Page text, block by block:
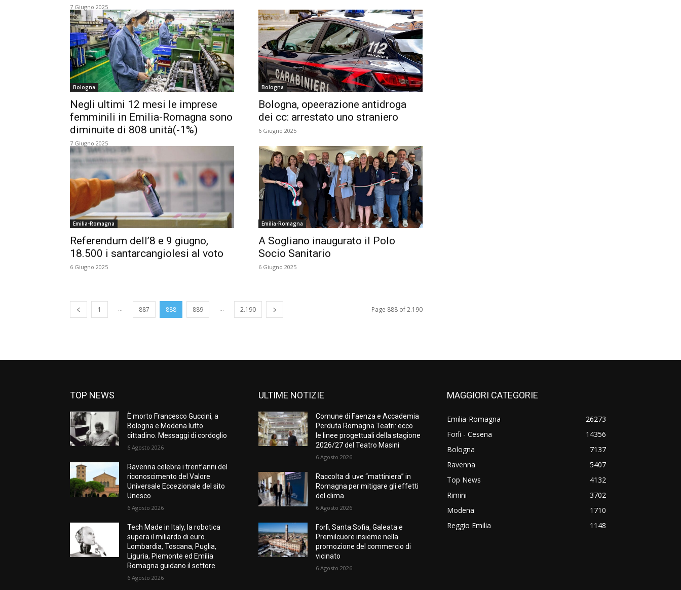
7 Giugno 2025
Bologna
Negli ultimi 12 mesi le imprese
femminili in Emilia-Romagna sono
diminuite di 808 unità(-1%)
7 Giugno 2025
Bologna
Bologna, opeerazione antidroga
dei cc: arrestato uno straniero
6 Giugno 2025
Emilia-Romagna
Referendum dell’8 e 9 giugno,
18.500 i santarcangiolesi al voto
6 Giugno 2025
Emilia-Romagna
A Sogliano inaugurato il Polo
Socio Sanitario
6 Giugno 2025
1 ... 887 888 889 ... 2.190 Page 888 of 2.190
TOP NEWS
È morto Francesco Guccini, a
Bologna e Modena lutto
cittadino. Messaggi di cordoglio
6 Agosto 2026
Ravenna celebra i trent’anni del
riconoscimento del Valore
Universale Eccezionale del sito
Unesco
6 Agosto 2026
Tech Made in Italy, la robotica
supera il miliardo di euro.
Lombardia, Toscana, Puglia,
Liguria, Piemonte ed Emilia
Romagna guidano il settore
6 Agosto 2026
ULTIME NOTIZIE
Comune di Faenza e Accademia
Perduta Romagna Teatri: ecco
le linee progettuali della stagione
2026/27 del Teatro Masini
6 Agosto 2026
Raccolta di uve “mattiniera” in
Romagna per mitigare gli effetti
del clima
6 Agosto 2026
Forlì, Santa Sofia, Galeata e
Premilcuore insieme nella
promozione del commercio di
vicinato
6 Agosto 2026
MAGGIORI CATEGORIE
Emilia-Romagna
26273
Forlì - Cesena
14356
Bologna
7137
Ravenna
5407
Top News
4132
Rimini
3702
Modena
1710
Reggio Emilia
1148